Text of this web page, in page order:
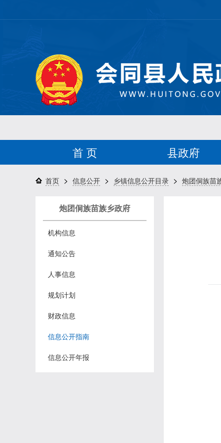
首 页 县政府
首页 > 信息公开 > 乡镇信息公开目录 > 炮团侗族苗
炮团侗族苗族乡政府
机构信息
通知公告
人事信息
规划计划
财政信息
信息公开指南
信息公开年报